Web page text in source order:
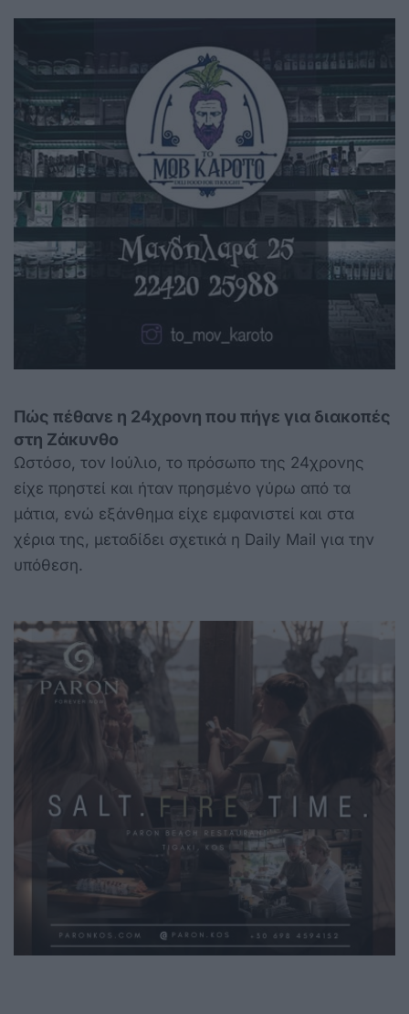
Πώς πέθανε η 24χρονη που πήγε για διακοπές
στη Ζάκυνθο
Ωστόσο, τον Ιούλιο, το πρόσωπο της 24χρονης
είχε πρηστεί και ήταν πρησμένο γύρω από τα
μάτια, ενώ εξάνθημα είχε εμφανιστεί και στα
χέρια της, μεταδίδει σχετικά η Daily Mail για την
υπόθεση.